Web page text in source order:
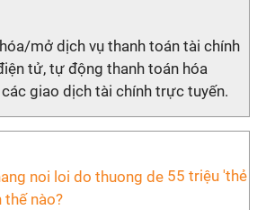
mở dịch vụ thanh toán tài chính
tử, tự động thanh toán hóa
giao dịch tài chính trực tuyến.
55 triệu 'thẻ
thế nào?